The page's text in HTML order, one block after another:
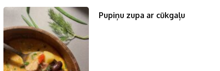
Pupiņu zupa ar cūkgaļu